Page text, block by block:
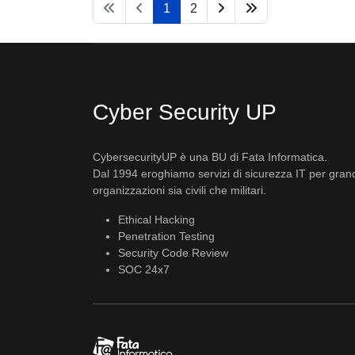
1 2
Cyber Security UP
CybersecurityUP è una BU di Fata Informatica.
Dal 1994 eroghiamo servizi di sicurezza IT per
organizzazioni sia civili che militari.
Ethical Hacking
Penetration Testing
Security Code Review
SOC 24x7